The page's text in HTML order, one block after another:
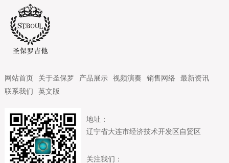
网站首页 关于圣保罗 产品展示 视频演奏 销售网络 最新资讯
联系我们 英文版
地址：
辽宁省大连市经济技术开发区自贸区
关注我们：